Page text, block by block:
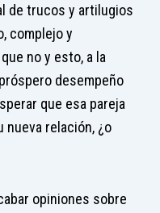
de trucos y artilugios
complejo y
no y esto, a la
desempeño
que esa pareja
relación, ¿o
opiniones sobre